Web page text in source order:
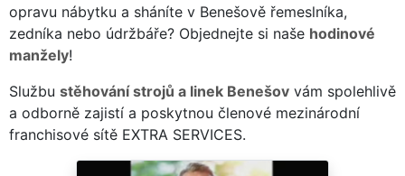
opravu nábytku a sháníte v Benešově řemeslníka,
zedníka nebo údržbáře? Objednejte si naše hodinové
manžely!
Službu stěhování strojů a linek Benešov vám spolehlivě
a odborně zajistí a poskytnou členové mezinárodní
franchisové sítě EXTRA SERVICES.